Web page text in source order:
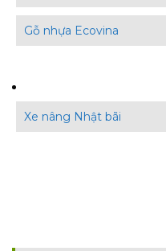
Gỗ nhựa Ecovina
Xe nâng Nhật bãi